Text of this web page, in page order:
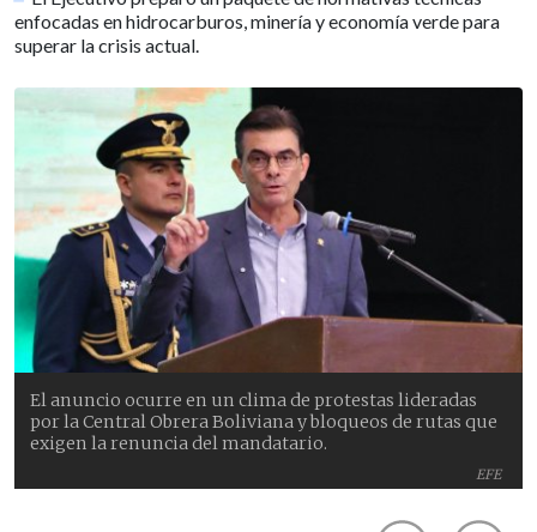
enfocadas en hidrocarburos, minería y economía verde para
superar la crisis actual.
EFE
El anuncio ocurre en un clima de protestas lideradas
por la Central Obrera Boliviana y bloqueos de rutas que
exigen la renuncia del mandatario.